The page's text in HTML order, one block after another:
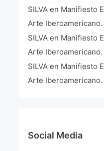
SILVA en Manifiesto
Arte Iberoamericano.
SILVA en Manifiesto
Arte Iberoamericano.
SILVA en Manifiesto
Arte Iberoamericano.
Social Media